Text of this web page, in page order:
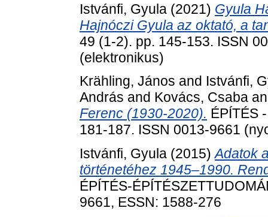
Istvánfi, Gyula (2021) Gyula
Hajnóczi Gyula az oktató, a
49 (1-2). pp. 145-153. ISSN
(elektronikus)
Krähling, János and Istvánfi,
András and Kovács, Csaba
Ferenc (1930-2020). ÉPÍTÉS
181-187. ISSN 0013-9661
Istvánfi, Gyula (2015)Adatok
történetéhez 1945–1990.
ÉPÍTÉS-
9661, ESSN: 1588-276